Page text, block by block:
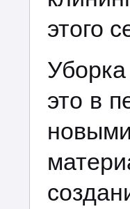
этого
это в